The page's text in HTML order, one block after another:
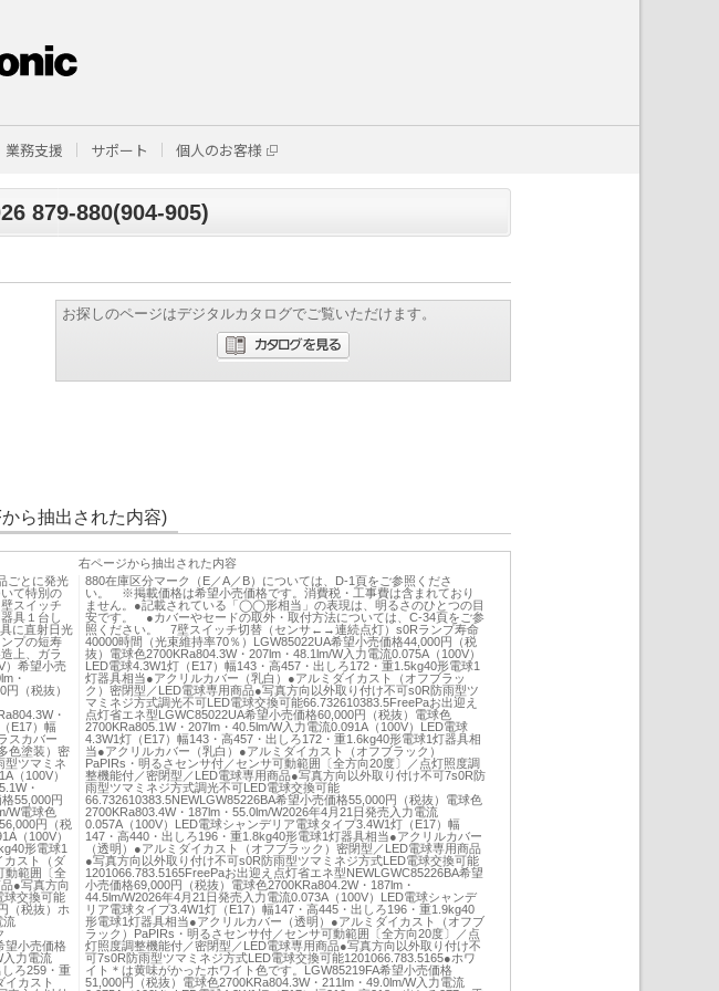
業務支援 サポート 個人のお客様
879-880(904-905)
お探しのページはデジタルカタログでご覧いただけます。
ら抽出された内容)
ごとに発光
て特別の
スイッチ
具１台し
に直射日光
プの短寿
上、ガラ
）希望小売
・
（税抜）
・
E17）幅
スカバー
色塗装）密
型ツマミネ
（100V）
・
55,000円
W電球色
円（税
（100V）
形電球1
カスト（ダ
動範囲〔全
●写真方向
球交換可能
（税抜）ホ
流
望小売価格
入力電流
ろ259・重
カスト
右ページから抽出された内容
880在庫区分マーク（E／A／B）については、D-1頁をご参照くださ
い。 ※掲載価格は希望小売価格です。消費税・工事費は含まれており
ません。●記載されている「◯◯形相当」の表現は、明るさのひとつの目
安です。 ●カバーやセードの取外・取付方法については、C-34頁をご参
照ください。 7壁スイッチ切替（センサ←→連続点灯）s0Rランプ寿命
40000時間（光束維持率70％）LGW85022UA希望小売価格44,000円（税
抜）電球色2700KRa804.3W・207lm・48.1lm/W入力電流0.075A（100V）
LED電球4.3W1灯（E17）幅143・高457・出しろ172・重1.5kg40形電球1
灯器具相当●アクリルカバー（乳白）●アルミダイカスト（オフブラッ
ク）密閉型／LED電球専用商品●写真方向以外取り付け不可s0R防雨型ツ
マミネジ方式調光不可LED電球交換可能66.732610383.5FreePaお出迎え
点灯省エネ型LGWC85022UA希望小売価格60,000円（税抜）電球色
2700KRa805.1W・207lm・40.5lm/W入力電流0.091A（100V）LED電球
4.3W1灯（E17）幅143・高457・出しろ172・重1.6kg40形電球1灯器具相
当●アクリルカバー（乳白）●アルミダイカスト（オフブラック）
PaPIRs・明るさセンサ付／センサ可動範囲〔全方向20度〕／点灯照度調
整機能付／密閉型／LED電球専用商品●写真方向以外取り付け不可7s0R防
雨型ツマミネジ方式調光不可LED電球交換可能
66.732610383.5NEWLGW85226BA希望小売価格55,000円（税抜）電球色
2700KRa803.4W・187lm・55.0lm/W2026年4月21日発売入力電流
0.057A（100V）LED電球シャンデリア電球タイプ3.4W1灯（E17）幅
147・高440・出しろ196・重1.8kg40形電球1灯器具相当●アクリルカバー
（透明）●アルミダイカスト（オフブラック）密閉型／LED電球専用商品
●写真方向以外取り付け不可s0R防雨型ツマミネジ方式LED電球交換可能
1201066.783.5165FreePaお出迎え点灯省エネ型NEWLGWC85226BA希望
小売価格69,000円（税抜）電球色2700KRa804.2W・187lm・
44.5lm/W2026年4月21日発売入力電流0.073A（100V）LED電球シャンデ
リア電球タイプ3.4W1灯（E17）幅147・高445・出しろ196・重1.9kg40
形電球1灯器具相当●アクリルカバー（透明）●アルミダイカスト（オフブ
ラック）PaPIRs・明るさセンサ付／センサ可動範囲〔全方向20度〕／点
灯照度調整機能付／密閉型／LED電球専用商品●写真方向以外取り付け不
可7s0R防雨型ツマミネジ方式LED電球交換可能1201066.783.5165●ホワ
イト＊は黄味がかったホワイト色です。LGW85219FA希望小売価格
51,000円（税抜）電球色2700KRa804.3W・211lm・49.0lm/W入力電流